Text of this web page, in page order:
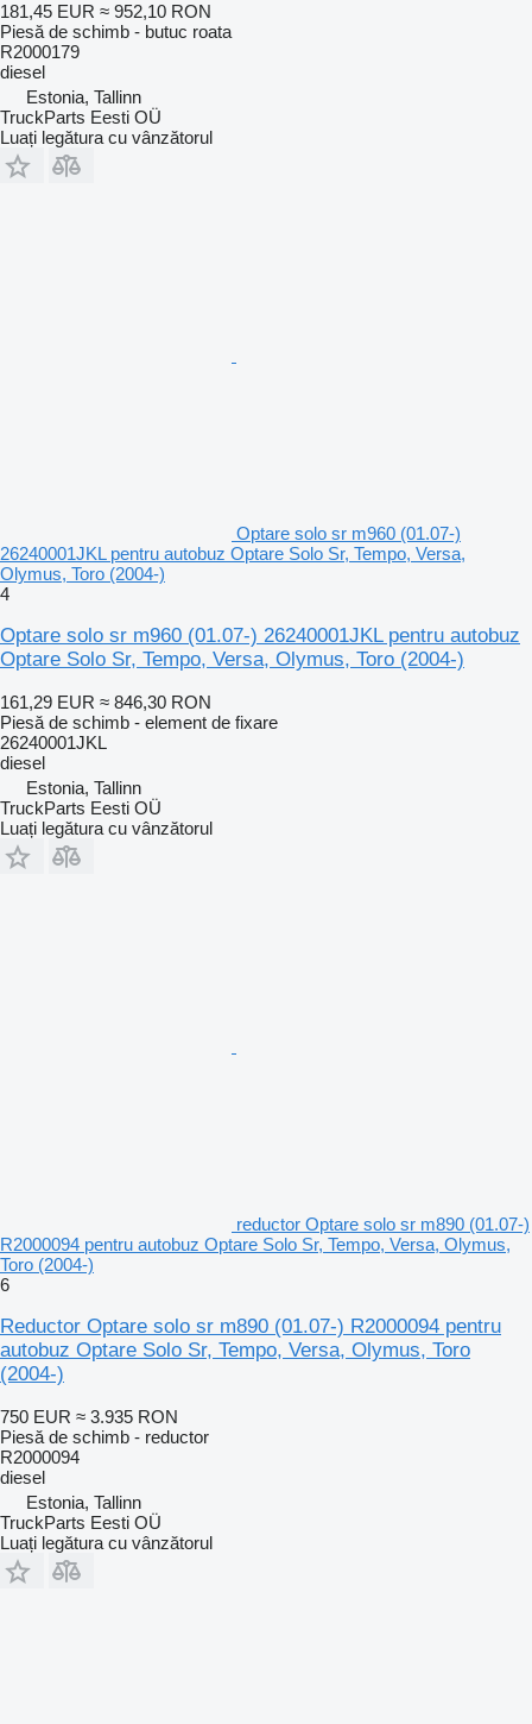
181,45 EUR ≈ 952,10 RON
Piesă de schimb - butuc roata
R2000179
diesel
Estonia, Tallinn
TruckParts Eesti OÜ
Luați legătura cu vânzătorul
Optare solo sr m960 (01.07-)
26240001JKL pentru autobuz Optare Solo Sr, Tempo, Versa,
Olymus, Toro (2004-)
4
Optare solo sr m960 (01.07-) 26240001JKL pentru autobuz
Optare Solo Sr, Tempo, Versa, Olymus, Toro (2004-)
161,29 EUR ≈ 846,30 RON
Piesă de schimb - element de fixare
26240001JKL
diesel
Estonia, Tallinn
TruckParts Eesti OÜ
Luați legătura cu vânzătorul
reductor Optare solo sr m890 (01.07-)
R2000094 pentru autobuz Optare Solo Sr, Tempo, Versa, Olymus,
Toro (2004-)
6
Reductor Optare solo sr m890 (01.07-) R2000094 pentru
autobuz Optare Solo Sr, Tempo, Versa, Olymus, Toro
(2004-)
750 EUR ≈ 3.935 RON
Piesă de schimb - reductor
R2000094
diesel
Estonia, Tallinn
TruckParts Eesti OÜ
Luați legătura cu vânzătorul